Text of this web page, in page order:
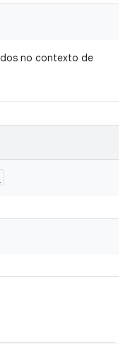
no contexto de